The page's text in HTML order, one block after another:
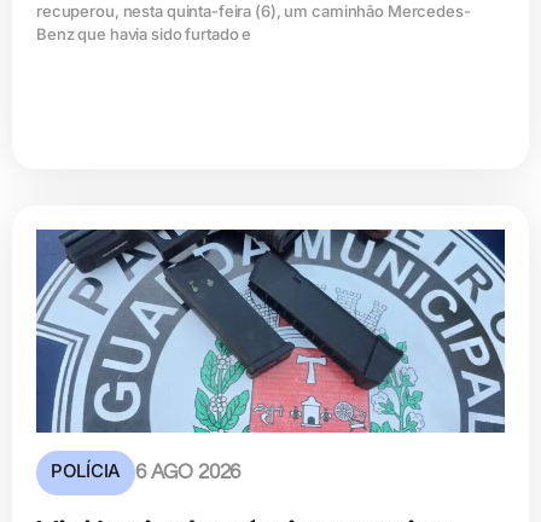
recuperou, nesta quinta-feira (6), um caminhão Mercedes-
Benz que havia sido furtado e
POLÍCIA 6 AGO 2026